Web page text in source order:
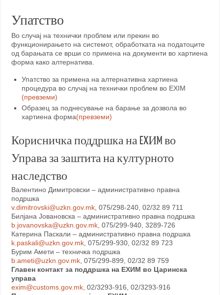
Упатство
Во случај на технички проблем или прекин во
функционирањето на системот, oбработката на податоците
од барањата се врши со примена на документи во хартиена
форма како алтернатива.
Упатство за примена на алтернативна хартиена
процедура во случај на технички проблем во EXIM
(превземи)
Образец за поднесување на барање за дозвола во
хартиена форма(превземи)
Корисничка поддршка на EXИM во
Управа за заштита на културното
наследство
Валентино Димитровски – административно правна
подршка
v.dimitrovski@uzkn.gov.mk, 075/298-240, 02/32 89 711
Билјана Јовановска – административно правна подршка
b.jovanovska@uzkn.gov.mk, 075/299-940, 3289-726
Катерина Паскали – административно правна подршка
k.paskali@uzkn.gov.mk, 075/299-930, 02/32 89 723
Бурим Амети – техничка подршка
b.ameti@uzkn.gov.mk, 075/299-899, 02/32 89 759
Главен контакт за поддршка на ЕХИМ во Царинска
управа
exim@customs.gov.mk, 02/3293-916, 02/3293-916